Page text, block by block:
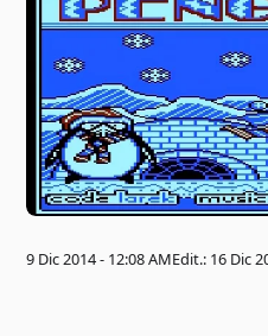
9 Dic 2014 - 12:08 AMEdit.: 16 Dic